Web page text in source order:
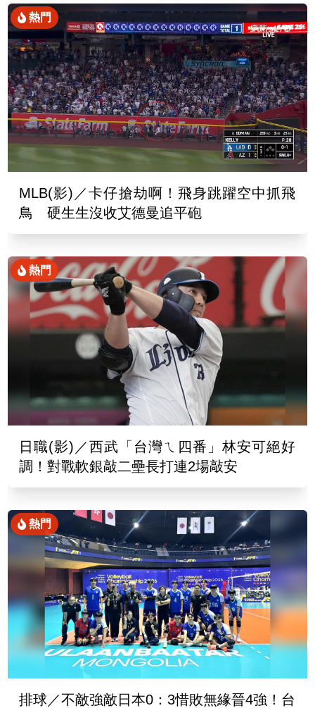
熱門
MLB(影)／卡仔搶劫啊！飛身跳躍空中抓飛
鳥 硬生生沒收艾德曼追平砲
熱門
日職(影)／西武「台灣ㄟ四番」林安可絕好
調！對戰軟銀敲二壘長打連2場敲安
熱門
排球／不敵強敵日本0：3惜敗無緣晉4強！台